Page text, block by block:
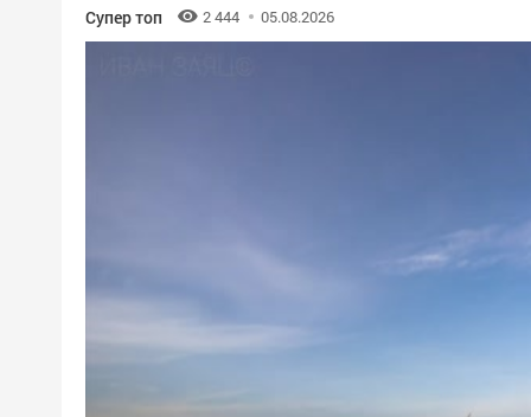
Супер топ 2 444 05.08.2026